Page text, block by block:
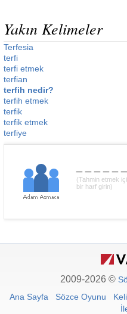
Yakın Kelimeler
Terfesia
terfi
terfi etmek
terfian
terfih nedir?
terfih etmek
terfik
terfik etmek
terfiye
(Tahmin etmek
bir harf girin)
2009-2026 ©
Ana Sayfa Sözce Oyunu